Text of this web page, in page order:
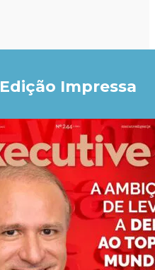
Edição Impressa